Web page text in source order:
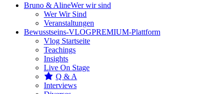
Bruno & AlineWer wir sind
Wer Wir Sind
Veranstaltungen
Bewusstseins-VLOGPREMIUM-Plattform
Vlog Startseite
Teachings
Insights
Live On Stage
Q & A
Interviews